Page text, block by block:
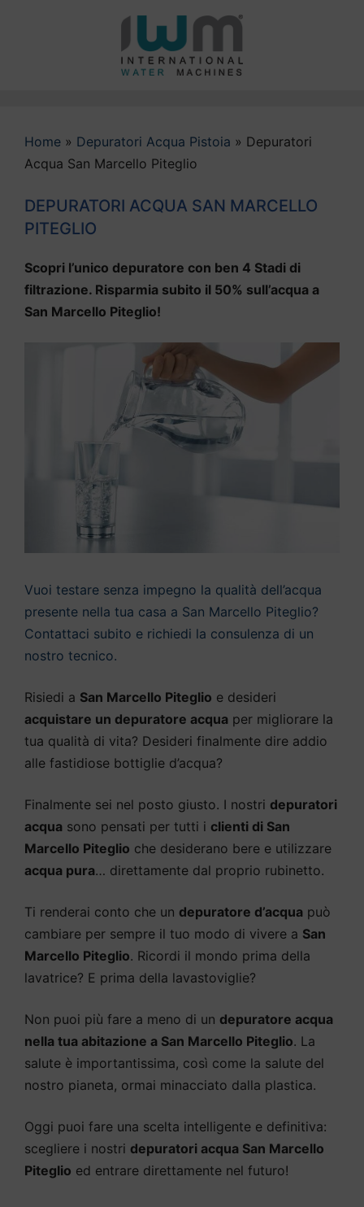
Home » Depuratori Acqua Pistoia » Depuratori
Acqua San Marcello Piteglio
DEPURATORI ACQUA SAN MARCELLO
PITEGLIO
Scopri l’unico depuratore con ben 4 Stadi di
filtrazione. Risparmia subito il 50% sull’acqua a
San Marcello Piteglio!
Vuoi testare senza impegno la qualità dell’acqua
presente nella tua casa a San Marcello Piteglio?
Contattaci subito e richiedi la consulenza di un
nostro tecnico.
Risiedi a San Marcello Piteglio e desideri
acquistare un depuratore acqua per migliorare la
tua qualità di vita? Desideri finalmente dire addio
alle fastidiose bottiglie d’acqua?
Finalmente sei nel posto giusto. I nostri depuratori
acqua sono pensati per tutti i clienti di San
Marcello Piteglio che desiderano bere e utilizzare
acqua pura… direttamente dal proprio rubinetto.
Ti renderai conto che un depuratore d’acqua può
cambiare per sempre il tuo modo di vivere a San
Marcello Piteglio. Ricordi il mondo prima della
lavatrice? E prima della lavastoviglie?
Non puoi più fare a meno di un depuratore acqua
nella tua abitazione a San Marcello Piteglio. La
salute è importantissima, così come la salute del
nostro pianeta, ormai minacciato dalla plastica.
Oggi puoi fare una scelta intelligente e definitiva:
scegliere i nostri depuratori acqua San Marcello
Piteglio ed entrare direttamente nel futuro!